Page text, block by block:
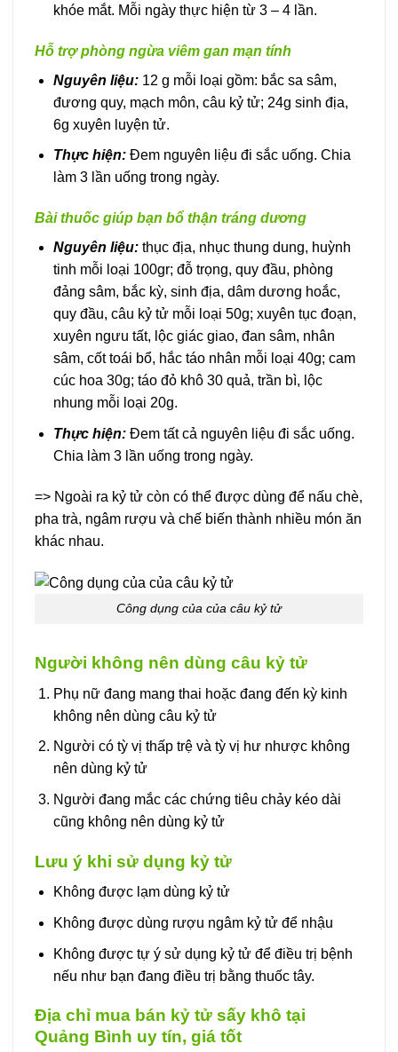
khóe mắt. Mỗi ngày thực hiện từ 3 – 4 lần.
Hỗ trợ phòng ngừa viêm gan mạn tính
Nguyên liệu:12 g mỗi loại gồm: bắc sa sâm,
đương quy, mạch môn, câu kỷ tử; 24g sinh địa,
6g xuyên luyện tử.
Thực hiện: Đem nguyên liệu đi sắc uống. Chia
làm 3 lần uống trong ngày.
Bài thuốc giúp bạn bổ thận tráng dương
Nguyên liệu: thục địa, nhục thung dung, huỳnh
tinh mỗi loại 100gr; đỗ trọng, quy đầu, phòng
đảng sâm, bắc kỳ, sinh địa, dâm dương hoắc,
quy đầu, câu kỷ tử mỗi loại 50g; xuyên tục đoạn,
xuyên ngưu tất, lộc giác giao, đan sâm, nhân
sâm, cốt toái bổ, hắc táo nhân mỗi loại 40g; cam
cúc hoa 30g; táo đỏ khô 30 quả, trần bì, lộc
nhung mỗi loại 20g.
Thực hiện: Đem tất cả nguyên liệu đi sắc uống.
Chia làm 3 lần uống trong ngày.
=> Ngoài ra kỷ tử còn có thể được dùng để nấu chè,
pha trà, ngâm rượu và chế biến thành nhiều món ăn
khác nhau.
Công dụng của của câu kỷ tử
Người không nên dùng câu kỷ tử
Phụ nữ đang mang thai hoặc đang đến kỳ kinh
không nên dùng câu kỷ tử
Người có tỳ vị thấp trệ và tỳ vị hư nhược không
nên dùng kỷ tử
Người đang mắc các chứng tiêu chảy kéo dài
cũng không nên dùng kỷ tử
Lưu ý khi sử dụng kỷ tử
Không được lạm dùng kỷ tử
Không được dùng rượu ngâm kỷ tử để nhậu
Không được tự ý sử dụng kỷ tử để điều trị bệnh
nếu như bạn đang điều trị bằng thuốc tây.
Địa chỉ mua bán kỷ tử sấy khô tại
Quảng Bình uy tín, giá tốt